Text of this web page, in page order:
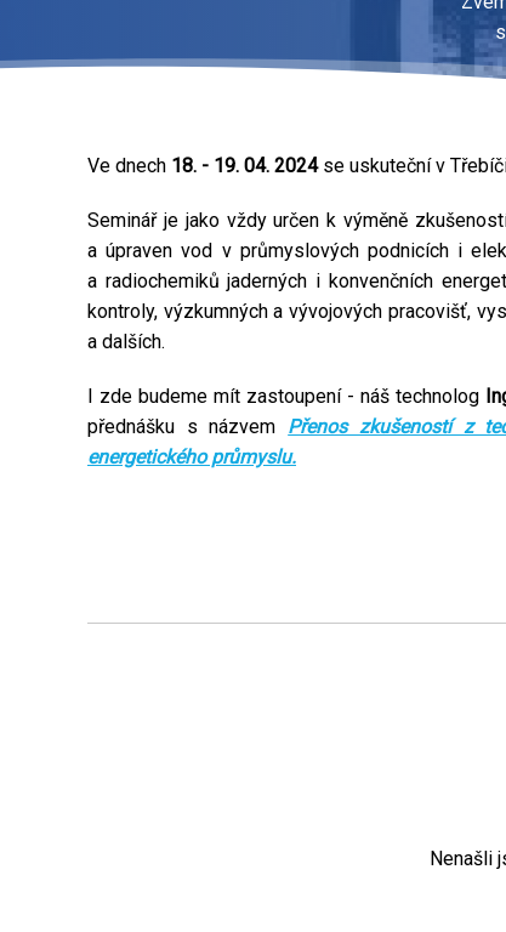
Ve dnech 18. - 19. 04. 2024se uskuteční v Třebíči
Seminář je jako vždy určen k výměně
a úpraven vod v průmyslových podnicích i
a radiochemiků jaderných i konvenčních
kontroly, výzkumných a vývojových pracovišť,
a dalších.
I zde budeme mít zastoupení - náš technolog
přednášku s názvem Přenos zkušeností z
energetického průmyslu.
Nenašli